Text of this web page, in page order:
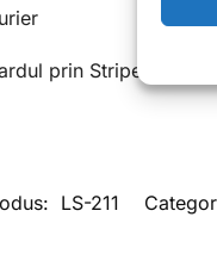
prin
LS-211